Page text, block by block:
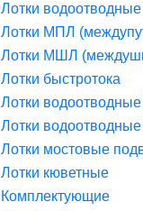
Лотки
Лотки МПЛ
Лотки МШЛ
Лотки быстротока
Лотки
Лотки
Лотки мостовые
Лотки кюветные
Комплектующие